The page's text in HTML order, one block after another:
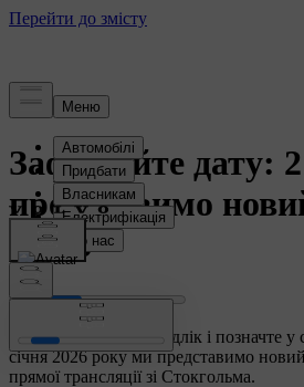
новини
Зафіксуйте дату:
представимо
EX60
Почніть зворотний відлік і позначте
січня 2026 року ми представимо
прямої трансляції зі Стокгольма.